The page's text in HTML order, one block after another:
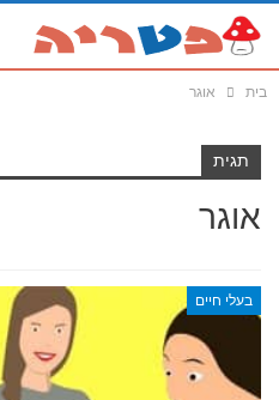
בית אוגר
תגית
אוגר
בעלי חיים